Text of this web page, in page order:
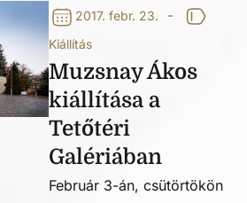
2017. febr. 23. -
Kiállítás
Muzsnay Ákos
kiállítása a
Tetőtéri
Galériában
Február 3-án, csütörtökön